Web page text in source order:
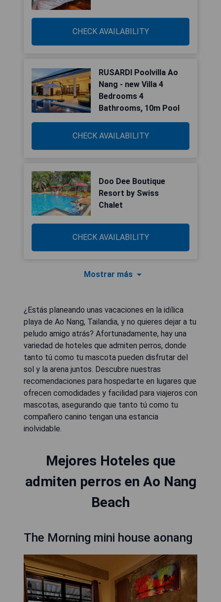
CHECK AVAILABILITY
RUSARDI Poolvilla Ao
Nang - new Villa 4
Bedrooms 4
Bathrooms, 10m Pool
CHECK AVAILABILITY
Doo Dee Boutique
Resort by Swiss
Chalet
CHECK AVAILABILITY
Mostrar más
¿Estás planeando unas vacaciones en la idílica
playa de Ao Nang, Tailandia, y no quieres dejar a tu
peludo amigo atrás? Afortunadamente, hay una
variedad de hoteles que admiten perros, donde
tanto tú como tu mascota pueden disfrutar del
sol y la arena juntos. Descubre nuestras
recomendaciones para hospedarte en lugares que
ofrecen comodidades y facilidad para viajeros con
mascotas, asegurando que tanto tú como tu
compañero canino tengan una estancia
inolvidable.
Mejores Hoteles que
admiten perros en Ao Nang
Beach
The Morning mini house aonang